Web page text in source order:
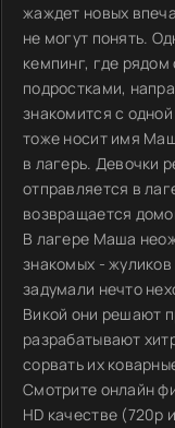
жаждет новых
не могут понять.
кемпинг, где рядом
подростками,
знакомится с
тоже носит имя
в лагерь. Девочки
отправляется в
возвращается
В лагере Маша
знакомых -
задумали нечто
Викой они решают
разрабатывают
сорвать их
Смотрите онлайн
HD качестве (720p